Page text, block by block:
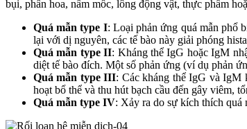
bụi, phấn hoa, nấm mốc, lông động vật, thực phẩm
Quá mẫn type I: Loại phản ứng quá mẫn phổ
lại với dị nguyên, các tế bào này giải phóng
Quá mẫn type II: Kháng thể IgG hoặc IgM
diệt tế bào đích. Một số phản ứng (ví dụ phản
Quá mẫn type III: Các kháng thể IgG và IgM
hoạt bổ thể và thu hút bạch cầu đến gây viêm,
Quá mẫn type IV: Xảy ra do sự kích thích quá